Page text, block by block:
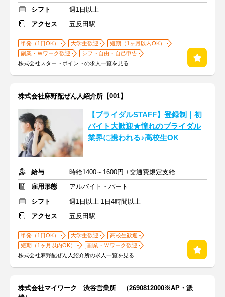
シフト
週1日以上
アクセス
五反田駅
単発（1日OK） 大学生歓迎
短期（1ヶ月以内OK）
副業・Ｗワーク歓迎
シフト自由・自己申告
株式会社スタートポイントの求人一覧を見る
株式会社麻野配ぜん人紹介所【001】
【ブライダルSTAFF】登録制｜初
バイト大歓迎★憧れのブライダル
業界に携われる♪高校生OK
給与
時給1400～1600円 +交通費規定支給
雇用形態
アルバイト・パート
シフト
週1日以上 1日4時間以上
アクセス
五反田駅
単発（1日OK） 大学生歓迎
高校生歓迎
短期（1ヶ月以内OK）
副業・Ｗワーク歓迎
株式会社麻野配ぜん人紹介所の求人一覧を見る
株式会社マイワーク 渋谷営業所 （2690812000※AP・派